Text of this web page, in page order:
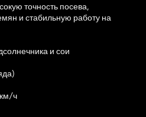
точность посева,
и стабильную работу на
и сои
ч